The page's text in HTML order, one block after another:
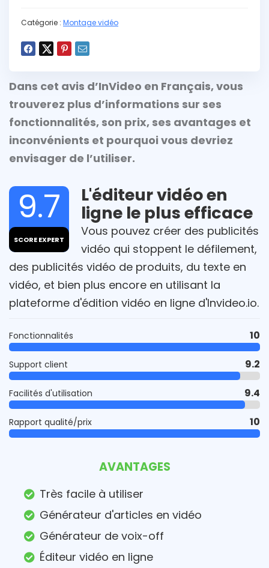
Catégorie : Montage vidéo
Dans cet avis d’InVideo en Français, vous
trouverez plus d’informations sur ses
fonctionnalités, son prix, ses avantages et
inconvénients et pourquoi vous devriez
envisager de l’utiliser.
9.7
SCORE EXPERT
L'éditeur vidéo en
ligne le plus efficace
Vous pouvez créer des publicités
vidéo qui stoppent le défilement,
des publicités vidéo de produits, du texte en
vidéo, et bien plus encore en utilisant la
plateforme d'édition vidéo en ligne d'Invideo.io.
Fonctionnalités 10
Support client 9.2
Facilités d'utilisation 9.4
Rapport qualité/prix 10
AVANTAGES
Très facile à utiliser
Générateur d'articles en vidéo
Générateur de voix-off
Éditeur vidéo en ligne